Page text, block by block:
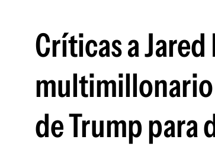
Críticas a
multimillonario
de Trump para